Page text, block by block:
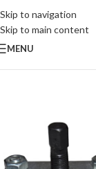
Skip to navigation
Skip to main content
MENU